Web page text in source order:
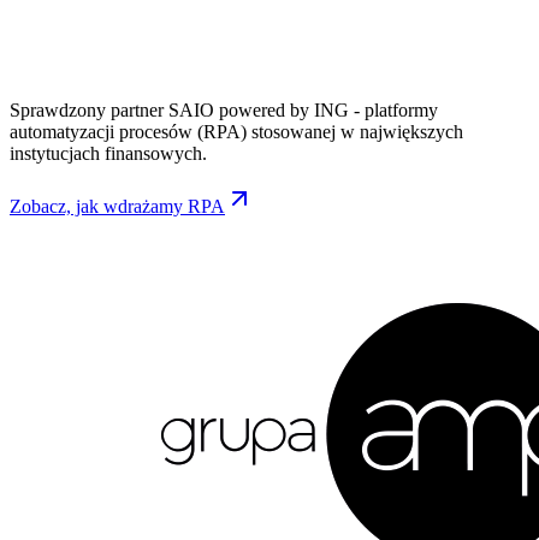
Sprawdzony partner SAIO powered by ING - platformy
automatyzacji procesów (RPA) stosowanej w największych
instytucjach finansowych.
Zobacz, jak wdrażamy RPA